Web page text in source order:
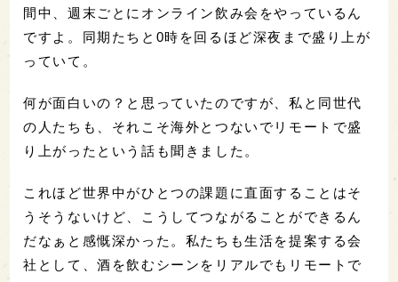
間中、週末ごとにオンライン飲み会をやっているん
ですよ。同期たちと0時を回るほど深夜まで盛り上が
っていて。
何が面白いの？と思っていたのですが、私と同世代
の人たちも、それこそ海外とつないでリモートで盛
り上がったという話も聞きました。
これほど世界中がひとつの課題に直面することはそ
うそうないけど、こうしてつながることができるん
だなぁと感慨深かった。私たちも生活を提案する会
社として、酒を飲むシーンをリアルでもリモートで